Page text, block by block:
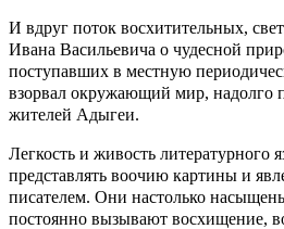
И вдруг поток восхитительных,
Ивана Васильевича о чудесной
поступавших в местную
взорвал окружающий мир, надолго
жителей Адыгеи.
Легкость и живость литературного
представлять воочию картины и
писателем. Они настолько
постоянно вызывают восхищение,